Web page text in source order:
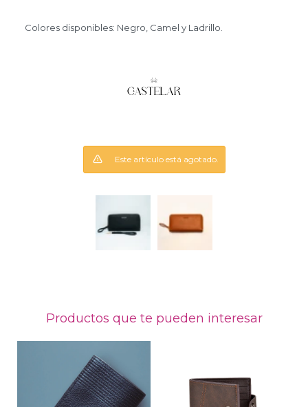
Colores disponibles: Negro, Camel y Ladrillo.
Este artículo está agotado.
Productos que te pueden interesar